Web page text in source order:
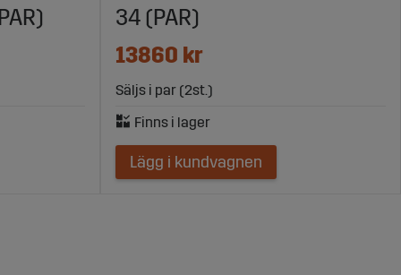
34 (PAR)
13860 kr
Säljs i par (2st.)
Lägg i kundvagnen